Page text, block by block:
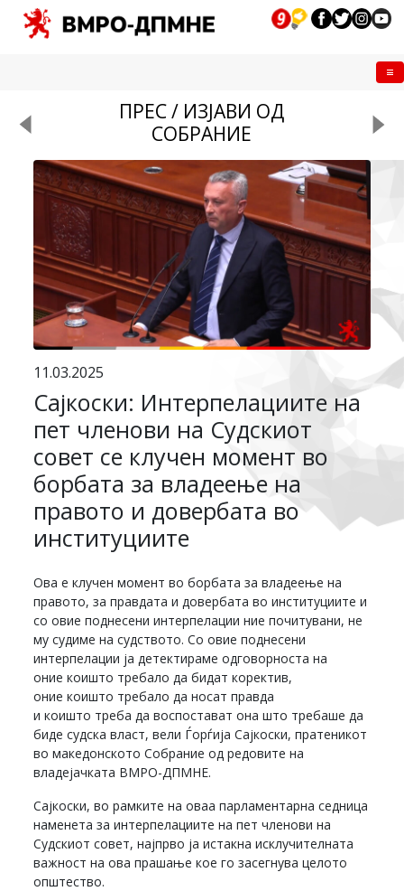
ПРЕС / ИЗЈАВИ ОД
СОБРАНИЕ
11.03.2025
Сајкоски: Интерпелациите на
пет членови на Судскиот
совет се клучен момент во
борбата за владеење на
правото и довербата во
институциите
Ова е клучен момент во борбата за владеење на
правото, за правдата и довербата во институциите и
со овие поднесени интерпелации ние почитувани, не
му судиме на судството. Со овие поднесени
интерпелации ја детектираме одговорноста на
оние коишто требало да бидат коректив,
оние коишто требало да носат правда
и коишто треба да воспостават она што требаше да
биде судска власт, вели Ѓорѓија Сајкоски, пратеникот
во македонското Собрание од редовите на
владејачката ВМРО-ДПМНЕ.
Сајкоски, во рамките на оваа парламентарна седница
наменета за интерпелациите на пет членови на
Судскиот совет, најпрво ја истакна исклучителната
важност на ова прашање кое го засегнува целото
општество.